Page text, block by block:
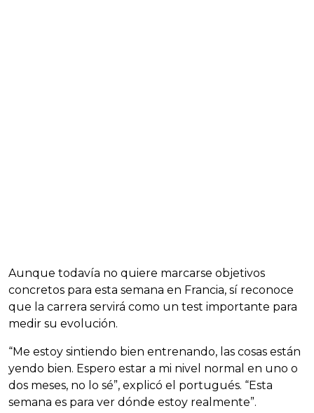
Aunque todavía no quiere marcarse objetivos
concretos para esta semana en Francia, sí reconoce
que la carrera servirá como un test importante para
medir su evolución.
“Me estoy sintiendo bien entrenando, las cosas están
yendo bien. Espero estar a mi nivel normal en uno o
dos meses, no lo sé”, explicó el portugués. “Esta
semana es para ver dónde estoy realmente”.